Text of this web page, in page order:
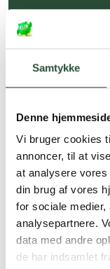
Samtykke
Denne
Vi bruger cookies
annoncer, til at
at analysere
din brug af vores
for sociale medier,
analysepartnere.
data med andre
de har indsamlet
Vi